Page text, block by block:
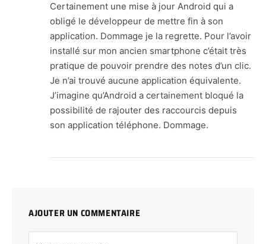
Certainement une mise à jour Android qui a
obligé le développeur de mettre fin à son
application. Dommage je la regrette. Pour l’avoir
installé sur mon ancien smartphone c’était très
pratique de pouvoir prendre des notes d’un clic.
Je n’ai trouvé aucune application équivalente.
J’imagine qu’Android a certainement bloqué la
possibilité de rajouter des raccourcis depuis
son application téléphone. Dommage.
AJOUTER UN COMMENTAIRE